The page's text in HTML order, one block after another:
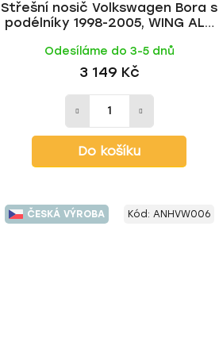
t
Střešní nosič Volkswagen Bora s
podélníky 1998-2005, WING ALU
Odesíláme do 3-5 dnů
3 149 Kč
Do košíku
ČESKÁ VÝROBA Kód: ANHVW006